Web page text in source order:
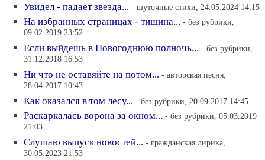
Увидел - падает звезда... - шуточные стихи, 24.05.2024 14:15
На избранных страницах - тишина... - без рубрики,
09.02.2019 23:52
Если выйдешь в Новогоднюю полночь... - без рубрики,
31.12.2018 16:53
Ни что не оставяйте на потом... - авторская песня,
28.04.2017 10:43
Как оказался в том лесу... - без рубрики, 20.09.2017 14:45
Раскаркалась ворона за окном... - без рубрики, 05.03.2019
21:03
Слушаю выпуск новостей... - гражданская лирика,
30.05.2023 21:53